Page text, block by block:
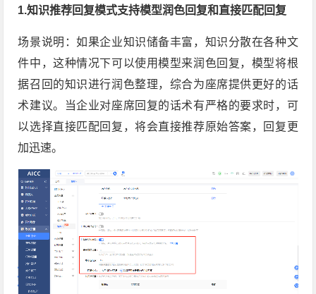
1.知识推荐回复模式支持模型润色回复和直接匹配回复
场景说明：如果企业知识储备丰富，知识分散在各种文
件中，这种情况下可以使用模型来润色回复，模型将根
据召回的知识进行润色整理，综合为座席提供更好的话
术建议。当企业对座席回复的话术有严格的要求时，可
以选择直接匹配回复，将会直接推荐原始答案，回复更
加迅速。